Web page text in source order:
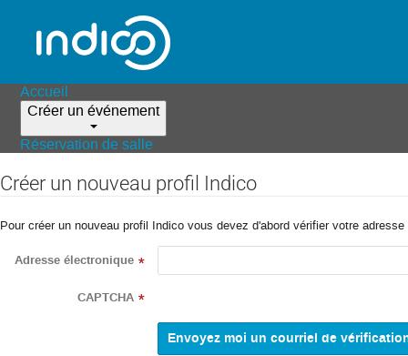
Accueil
Créer un événement
Réservation de salle
Créer un nouveau profil Indico
Pour créer un nouveau profil Indico vous devez d'abord vérifier votre
Adresse électronique *
CAPTCHA *